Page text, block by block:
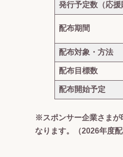
発行予定数（応援
配布期間
配布対象・方法
配布目標数
配布開始予定
※スポンサー企業さまが
なります。（2026年度